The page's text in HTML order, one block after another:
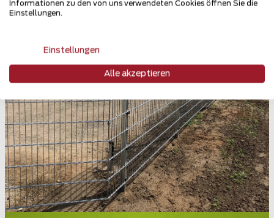
Informationen zu den von uns verwendeten Cookies öffnen Sie die
Einstellungen.
Einstellungen
Alle akzeptieren